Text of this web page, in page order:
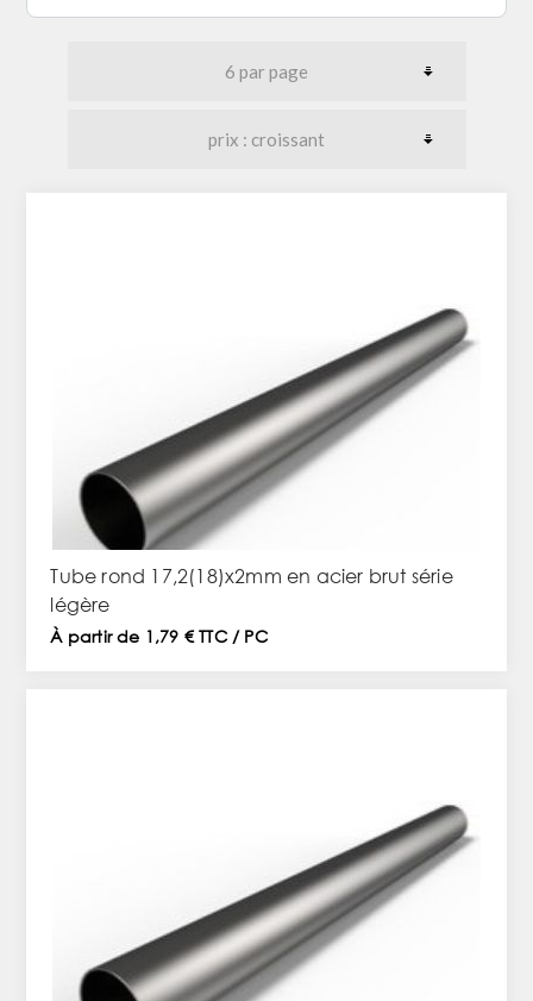
Tube rond 17,2(18)x2mm en acier brut série
légère
À partir de 1,79 € TTC / PC